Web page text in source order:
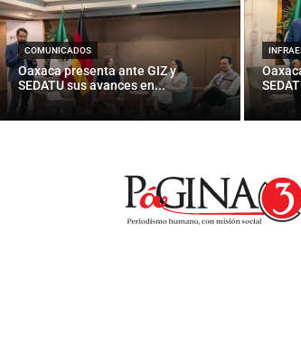
COMUNICADOS
Oaxaca presenta ante GIZ y
SEDATU sus avances en...